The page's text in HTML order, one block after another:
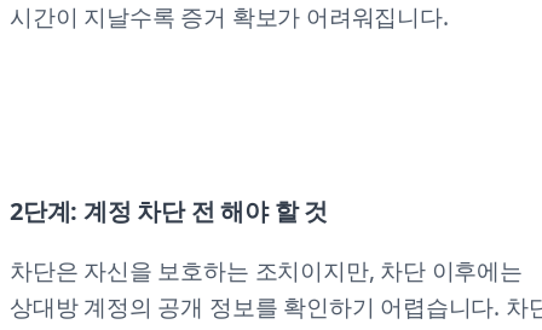
시간이 지날수록 증거 확보가 어려워집니다.
2단계: 계정 차단 전 해야 할 것
차단은 자신을 보호하는 조치이지만, 차단 이후에는
상대방 계정의 공개 정보를 확인하기 어렵습니다. 차